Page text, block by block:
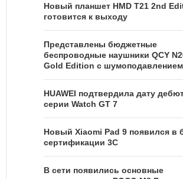
Новый планшет HMD T21 2nd
готовится к выходу
Представлены бюджетные
беспроводные наушники QCY
Gold Edition с шумоподавлением
HUAWEI подтвердила дату
серии Watch GT 7
Новый Xiaomi Pad 9 появился в
сертификации 3C
В сети появились основные